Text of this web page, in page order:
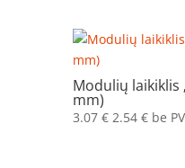
Modulių laikiklis
mm)
3.07 € 2.54 €be